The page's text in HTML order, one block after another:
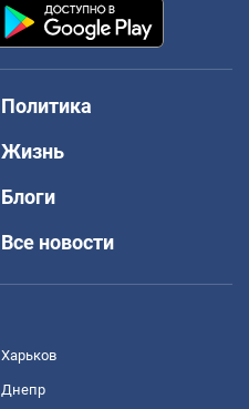
Политика
Жизнь
Блоги
Все новости
Харьков
Днепр